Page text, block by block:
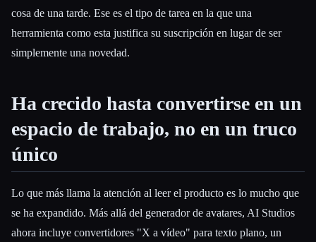
cosa de una tarde. Ese es el tipo de tarea en la que una
herramienta como esta justifica su suscripción en lugar de ser
simplemente una novedad.
Ha crecido hasta convertirse en un
espacio de trabajo, no en un truco
único
Lo que más llama la atención al leer el producto es lo mucho que
se ha expandido. Más allá del generador de avatares, AI Studios
ahora incluye convertidores "X a vídeo" para texto plano, un